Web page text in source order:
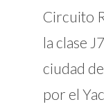
Circuito
la clase
ciudad
por el